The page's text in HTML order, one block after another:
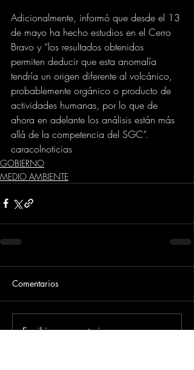
Adicionalmente, informó que desde el 13
de mayo ha hecho estudios en el Cerro
Bravo y “los resultados obtenidos
permiten deducir que esta anomalía
tendría un origen diferente al volcánico,
probablemente orgánico o producto de
actividades humanas, por lo que de
ahora en adelante los análisis están más
allá de la competencia del SGC”.
caracolnoticias
GOBIERNO
MEDIO AMBIENTE
Comentarios
Escribir un comentario...